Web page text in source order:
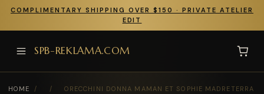
COMPLIMENTARY SHIPPING OVER $150 · PRIVATE ATELIER
EDIT
SPB-REKLAMA.COM
HOME / /
ORECCHINI DONNA MAMAN ET SOPHIE MADRETERRA